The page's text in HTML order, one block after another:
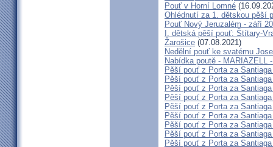
Pouť v Horní Lomné
Ohlédnutí za 1. dětskou pěší
Pouť Nový Jeruzalém - září
I. dětská pěší pouť: Štítary-
Žarošice (07.08.2021)
Nedělní pouť ke svatému
Nabídka poutě - MARIAZELL
Pěší pouť z Porta za
Pěší pouť z Porta za
Pěší pouť z Porta za
Pěší pouť z Porta za
Pěší pouť z Porta za
Pěší pouť z Porta za
Pěší pouť z Porta za
Pěší pouť z Porta za
Pěší pouť z Porta za